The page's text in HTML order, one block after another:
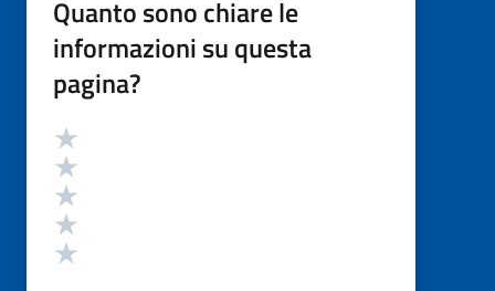
Quanto sono chiare le
informazioni su questa
pagina?
Valutazione